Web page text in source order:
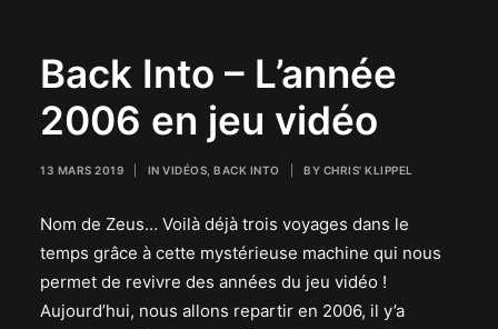
Back Into – L’année
2006 en jeu vidéo
13 MARS 2019 IN VIDÉOS BACK INTO BY CHRIS' KLIPPEL
Nom de Zeus… Voilà déjà trois voyages dans le
temps grâce à cette mystérieuse machine qui nous
permet de revivre des années du jeu vidéo !
Aujourd’hui, nous allons repartir en 2006, il y’a